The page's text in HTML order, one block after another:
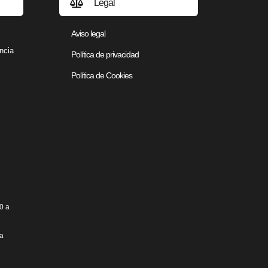
a
Legal
Aviso legal
Política de privacidad
Política de Cookies